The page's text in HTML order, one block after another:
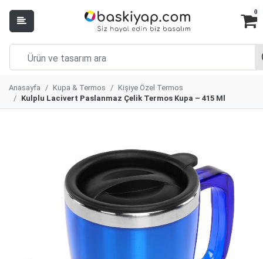
0
Anasayfa Kupa & Termos
Kişiye Özel Termos
Kulplu Lacivert Paslanmaz Çelik Termos Kupa – 415 Ml